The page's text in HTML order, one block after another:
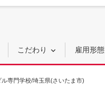
こだわり 雇用形態
専門学校/埼玉県(さいたま市)